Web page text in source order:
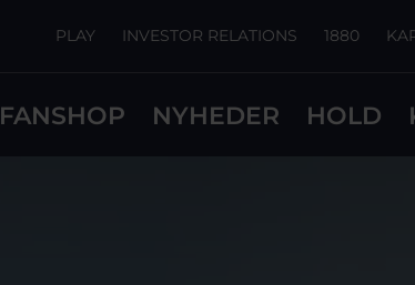
FANSHOP NYHEDER HOLD
PLAY INVESTOR RELATIONS 1880